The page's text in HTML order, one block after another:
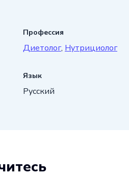
Профессия
Диетолог, Нутрициолог
Язык
Русский